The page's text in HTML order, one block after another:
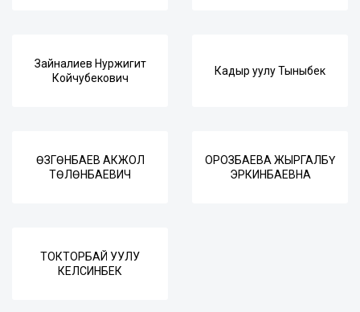
Зайналиев Нуржигит
Койчубекович
Кадыр уулу Тыныбек
ӨЗГӨНБАЕВ АКЖОЛ
ТӨЛӨНБАЕВИЧ
ОРОЗБАЕВА ЖЫРГАЛБҮ
ЭРКИНБАЕВНА
ТОКТОРБАЙ УУЛУ
КЕЛСИНБЕК